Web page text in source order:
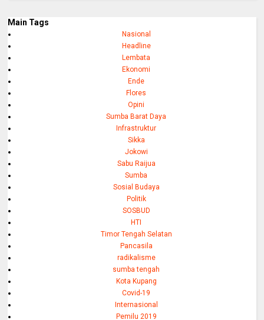
Main Tags
Nasional
Headline
Lembata
Ekonomi
Ende
Flores
Opini
Sumba Barat Daya
Infrastruktur
Sikka
Jokowi
Sabu Raijua
Sumba
Sosial Budaya
Politik
SOSBUD
HTI
Timor Tengah Selatan
Pancasila
radikalisme
sumba tengah
Kota Kupang
Covid-19
Internasional
Pemilu 2019